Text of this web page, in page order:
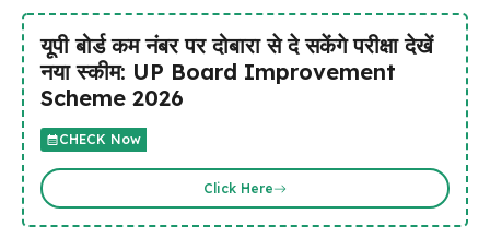
यूपी बोर्ड कम नंबर पर दोबारा से दे सकेंगे परीक्षा देखें
नया स्कीम: UP Board Improvement
Scheme 2026
CHECK Now
Click Here